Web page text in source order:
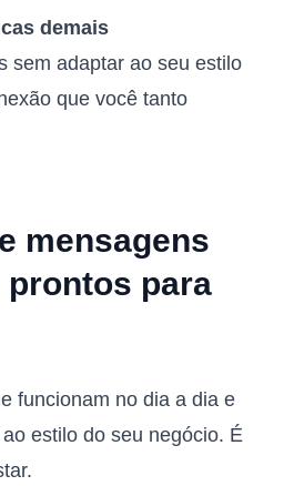
demais
sem adaptar ao seu estilo
que você tanto
mensagens
para
funcionam no dia a dia e
estilo do seu negócio. É